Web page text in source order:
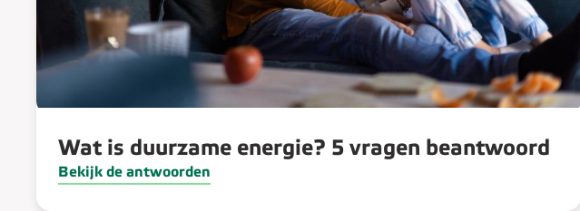
Wat is duurzame energie? 5 vragen beantwoord
Bekijk de antwoorden